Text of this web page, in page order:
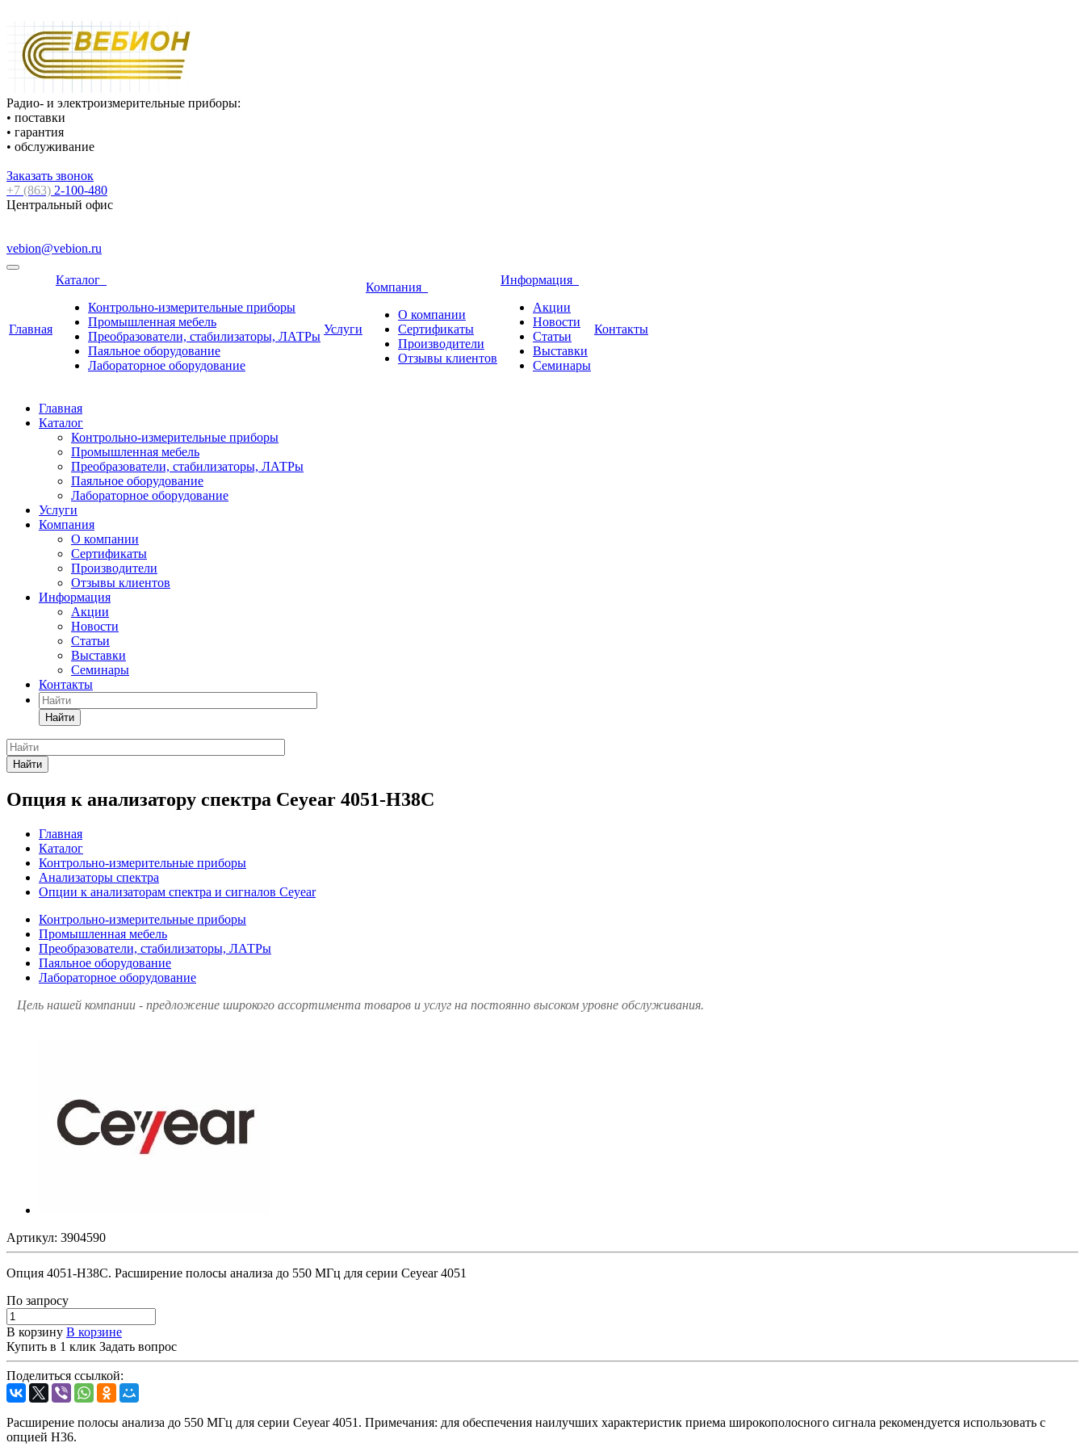
Радио- и электроизмерительные приборы:
• поставки
• гарантия
• обслуживание
Заказать звонок
+7 (863) 2-100-480
Центральный офис
vebion@vebion.ru
Главная
Каталог
Контрольно-измерительные приборы
Промышленная мебель
Преобразователи, стабилизаторы, ЛАТРы
Паяльное оборудование
Лабораторное оборудование
Услуги
Компания
О компании
Сертификаты
Производители
Отзывы клиентов
Информация
Акции
Новости
Статьи
Выставки
Семинары
Контакты
Главная
Каталог
Контрольно-измерительные приборы
Промышленная мебель
Преобразователи, стабилизаторы, ЛАТРы
Паяльное оборудование
Лабораторное оборудование
Услуги
Компания
О компании
Сертификаты
Производители
Отзывы клиентов
Информация
Акции
Новости
Статьи
Выставки
Семинары
Контакты
Найти
Найти
Опция к анализатору спектра Ceyear 4051-H38C
Главная
Каталог
Контрольно-измерительные приборы
Анализаторы спектра
Опции к анализаторам спектра и сигналов Ceyear
Контрольно-измерительные приборы
Промышленная мебель
Преобразователи, стабилизаторы, ЛАТРы
Паяльное оборудование
Лабораторное оборудование
Цель нашей компании - предложение широкого ассортимента товаров и услуг на постоянно высоком уровне обслуживания.
Артикул: 3904590
Опция 4051-H38C. Расширение полосы анализа до 550 МГц для серии Ceyear 4051
По запросу
В корзину В корзине
Купить в 1 клик Задать вопрос
Поделиться ссылкой:
Расширение полосы анализа до 550 МГц для серии Ceyear 4051. Примечания: для обеспечения наилучших характеристик приема широкополосного сигнала рекомендуется использовать с
опцией H36.